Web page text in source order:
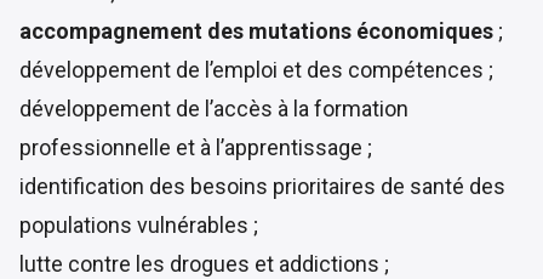
accompagnement des mutations économiques ;
développement de l’emploi et des compétences ;
développement de l’accès à la formation
professionnelle et à l’apprentissage ;
identification des besoins prioritaires de santé des
populations vulnérables ;
lutte contre les drogues et addictions ;